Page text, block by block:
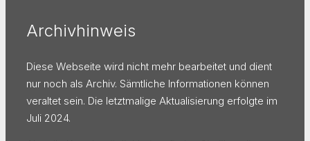
Archivhinweis
Diese Webseite wird nicht mehr bearbeitet und dient
nur noch als Archiv. Sämtliche Informationen können
veraltet sein. Die letztmalige Aktualisierung erfolgte im
Juli 2024.